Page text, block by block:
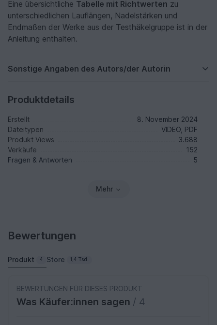
Eine übersichtliche Tabelle mit Richtwerten zu
unterschiedlichen Lauflängen, Nadelstärken und
Endmaßen der Werke aus der Testhäkelgruppe ist in der
Anleitung enthalten.
Sonstige Angaben des Autors/der Autorin
Produktdetails
Erstellt
8. November 2024
Dateitypen
VIDEO, PDF
Produkt Views
3.688
Verkäufe
152
Fragen & Antworten
5
Mehr
Bewertungen
Produkt 4 Store 1,4 Tsd.
BEWERTUNGEN FÜR DIESES PRODUKT
Was Käufer:innen sagen / 4